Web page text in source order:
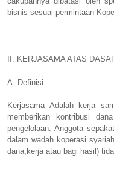
bisnis sesuai permintaan
II. KERJASAMA ATAS
A. Definisi
Kerjasama Adalah kerja
memberikan kontribusi
pengelolaan. Anggota
dalam wadah koperasi
dana,kerja atau bagi hasil)